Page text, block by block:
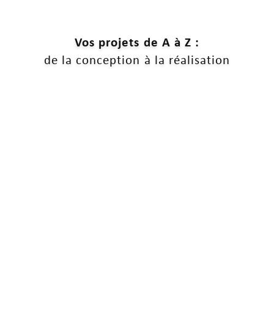
Vos projets de A à Z :
de la conception à la réalisation